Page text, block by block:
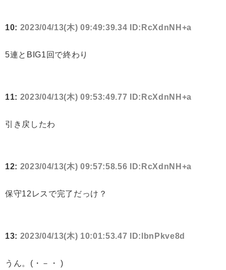
10: 2023/04/13(木) 09:49:39.34 ID:RcXdnNH+a
5連とBIG1回で終わり
11: 2023/04/13(木) 09:53:49.77 ID:RcXdnNH+a
引き戻したわ
12: 2023/04/13(木) 09:57:58.56 ID:RcXdnNH+a
保守12レスで完了だっけ？
13: 2023/04/13(木) 10:01:53.47 ID:lbnPkve8d
うん。(・－・ )